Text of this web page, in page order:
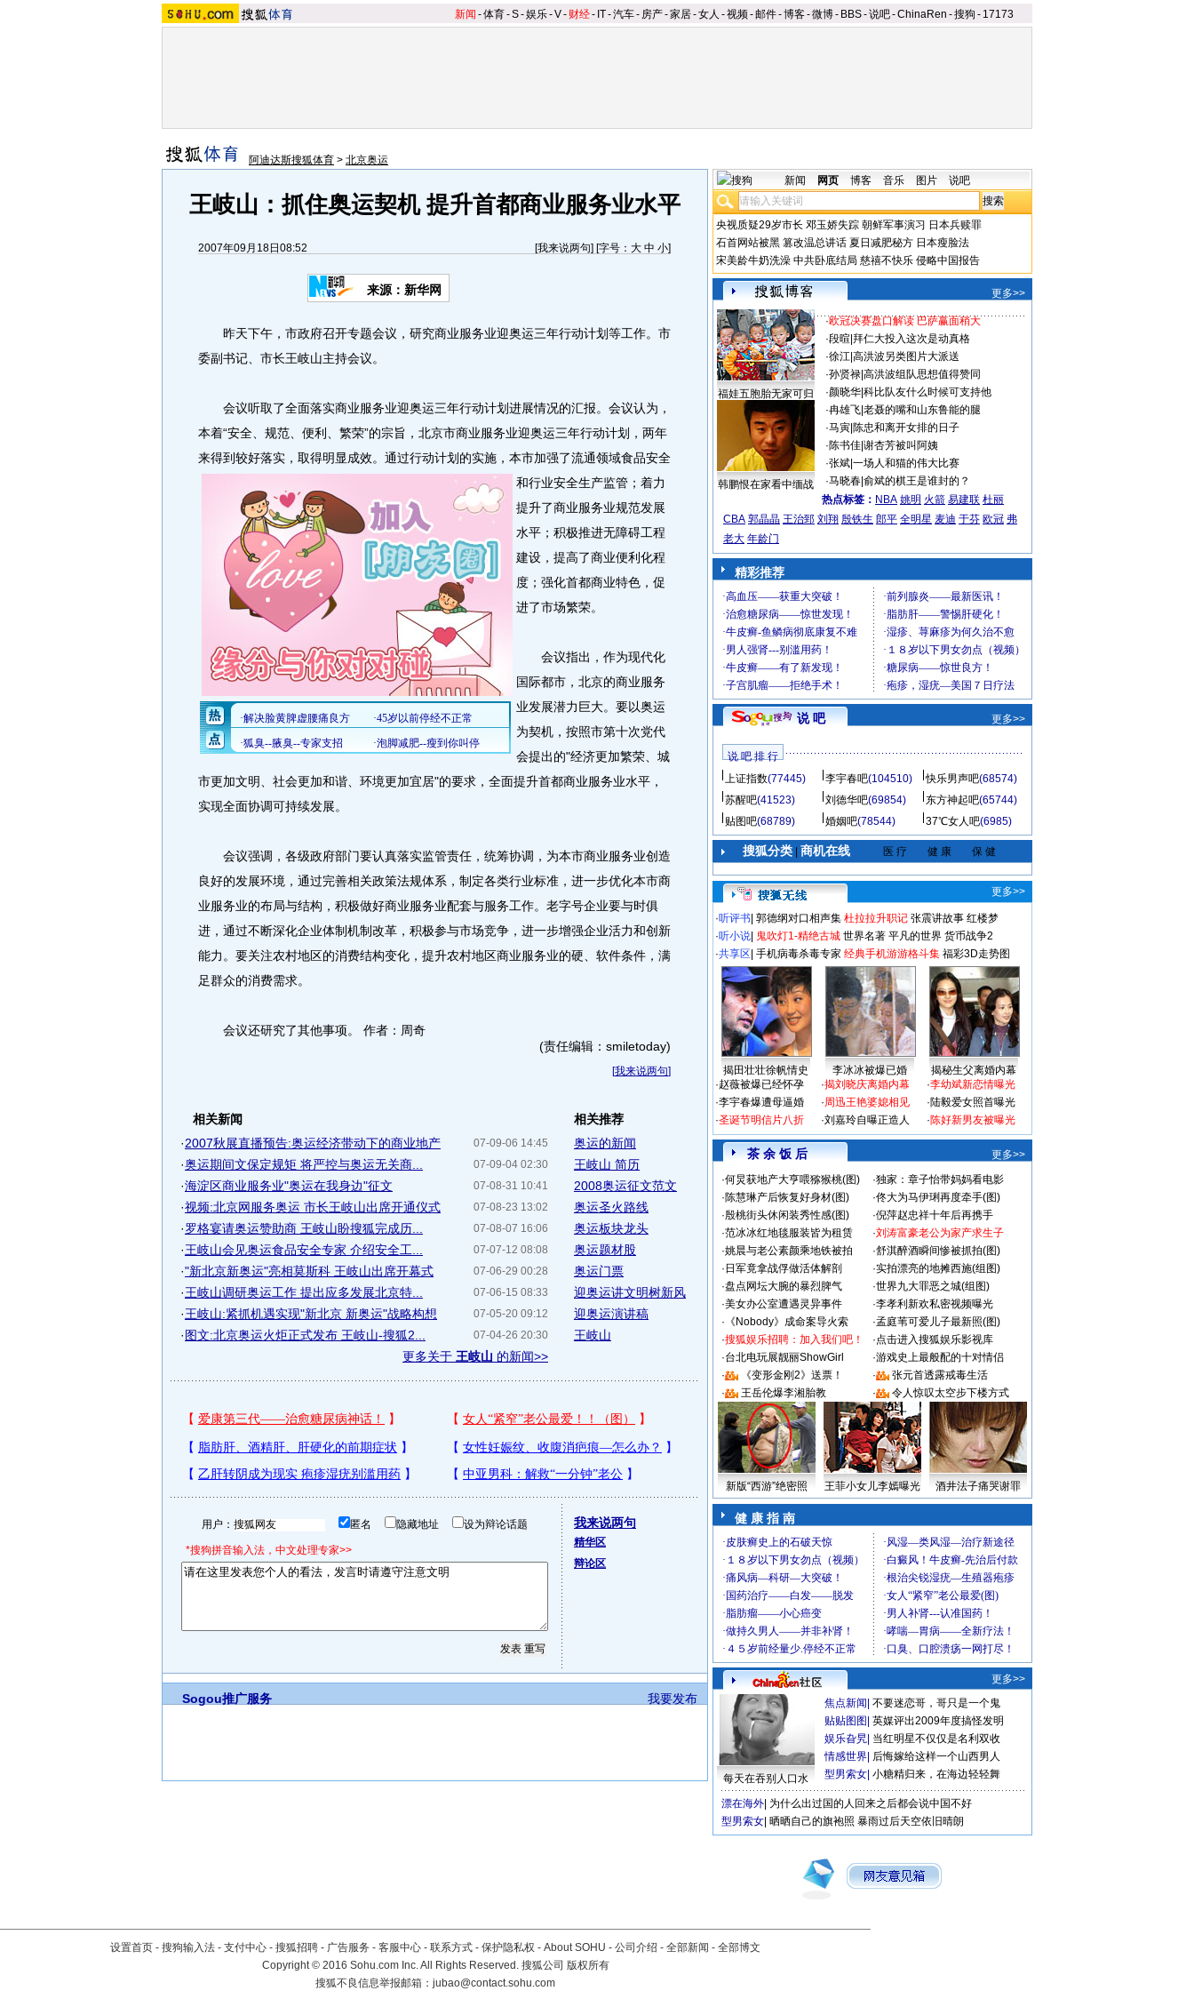
新闻 -体育-S-娱乐-V- 财经- IT-汽车- 房产-家居-女人 -视频-邮件-博客-微博- BBS-说吧-ChinaRen -搜狗 - 17173
阿迪达斯搜狐体育 > 北京奥运
王岐山：抓住奥运契机 提升首都商业服务业水平
2007年09月18日08:52 [我来说两句] [字号： 大 中 小]
来源：新华网
昨天下午，市政府召开专题会议，研究商业服务业迎奥运三年行动计划等工作。市
委副书记、市长王岐山主持会议。
会议听取了全面落实商业服务业迎奥运三年行动计划进展情况的汇报。会议认为，
本着“安全、规范、便利、繁荣”的宗旨，北京市商业服务业迎奥运三年行动计划，两年
来得到较好落实，取得明显成效。 通过行动计划的实施，本市加强了流通领域食品安全
和行业安全生产监管；着力
提升了商业服务业规范发展
水平；积极推进无障碍工程
建设，提高了商业便利化程
度；强化首都商业特色，促
进了市场繁荣。
会议指出，作为现代化
国际都市，北京的商业服务
业发展潜力巨大。要以奥运
为契机，按照市第十次党代
会提出的"经济更加繁荣、城
市更加文明、社会更加和谐、环境更加宜居"的要求，全面提升首都商业服务业水平，
实现全面协调可持续发展。
会议强调，各级政府部门要认真落实监管责任，统筹协调，为本市商业服务业创造
良好的发展环境，通过完善相关政策法规体系，制定各类行业标准，进一步优化本市商
业服务业的布局与结构，积极做好商业服务业配套与服务工作。老字号企业要与时俱
进，通过不断深化企业体制机制改革，积极参与市场竞争，进一步增强企业活力和创新
能力。要关注农村地区的消费结构变化，提升农村地区商业服务业的硬、软件条件，满
足群众的消费需求。
会议还研究了其他事项。 作者：周奇
(责任编辑：smiletoday)
[我来说两句]
相关新闻
07-09-06 14:45
·2007秋展直播预告:奥运经济带动下的商业地产
07-09-04 02:30
·奥运期间文保定规矩 将严控与奥运无关商...
07-08-31 10:41
·海淀区商业服务业"奥运在我身边"征文
07-08-23 13:02
·视频:北京网服务奥运 市长王岐山出席开通仪式
07-08-07 16:06
·罗格宴请奥运赞助商 王岐山盼搜狐完成历...
07-07-12 08:08
·王岐山会见奥运食品安全专家 介绍安全工...
07-06-29 00:28
·"新北京新奥运"亮相莫斯科 王岐山出席开幕式
07-06-15 08:33
·王岐山调研奥运工作 提出应多发展北京特...
07-05-20 09:12
·王岐山:紧抓机遇实现"新北京 新奥运"战略构想
07-04-26 20:30
·图文:北京奥运火炬正式发布 王岐山-搜狐2...
更多关于 王岐山 的新闻>>
相关推荐
奥运的新闻
王岐山 简历
2008奥运征文范文
奥运圣火路线
奥运板块龙头
奥运题材股
奥运门票
迎奥运讲文明树新风
迎奥运演讲稿
王岐山
用户： 匿名 隐藏地址 设为辩论话题
*搜狗拼音输入法，中文处理专家>>
我来说两句
精华区
辩论区
我要发布
Sogou推广服务
新闻 网页 博客 音乐 图片 说吧
央视质疑29岁市长 邓玉娇失踪 朝鲜军事演习 日本兵赎罪
石首网站被黑 篡改温总讲话 夏日减肥秘方 日本瘦脸法
宋美龄牛奶洗澡 中共卧底结局 慈禧不快乐 侵略中国报告
更多>>
福娃五胞胎无家可归
韩鹏恨在家看中缅战
·欧冠决赛盘口解读 巴萨赢面稍大
·段暄 拜仁大投入这次是动真格
·徐江| 高洪波另类图片大派送
·孙贤禄| 高洪波组队思想值得赞同
·颜晓华| 科比队友什么时候可支持他
·冉雄飞| 老聂的嘴和山东鲁能的腿
·马寅| 陈忠和离开女排的日子
·陈书佳| 谢杏芳被叫阿姨
·张斌| 一场人和猫的伟大比赛
·马晓春| 俞斌的棋王是谁封的？
热点标签： NBA 姚明 火箭 易建联 杜丽
CBA 郭晶晶 王治郅 刘翔 殷铁生 郎平 全明星 麦迪 于芬 欧冠 弗
老大 年龄门
精彩推荐
说 吧 更多>>
说 吧 排 行
上证指数(77445) 李宇春吧(104510) 快乐男声吧(68574)
苏醒吧(41523) 刘德华吧(69854) 东方神起吧(65744)
贴图吧(68789) 婚姻吧(78544) 37℃女人吧(6985)
搜狐分类| 商机在线 医 疗 健 康 保 健
更多>>
·听评书 郭德纲对口相声集 杜拉拉升职记 张震讲故事 红楼梦
·听小说 鬼吹灯1-精绝古城 世界名著 平凡的世界 货币战争2
·共享区 手机病毒杀毒专家 经典手机游游格斗集 福彩3D走势图
揭田壮壮徐帆情史 李冰冰被爆已婚
揭秘生父离婚内幕
·赵薇被爆已经怀孕
·李宇春爆遭母逼婚
·圣诞节明信片八折
·揭刘晓庆离婚内幕
·周迅王艳婆媳相见
·刘嘉玲自曝正造人
·李幼斌新恋情曝光
·陆毅爱女照首曝光
·陈好新男友被曝光
茶 余 饭 后
更多>>
·何炅获地产大亨喂猕猴桃(图) ·独家：章子怡带妈妈看电影
·陈慧琳产后恢复好身材(图) ·佟大为马伊琍再度牵手(图)
·殷桃街头休闲装秀性感(图) ·倪萍赵忠祥十年后再携手
·范冰冰红地毯服装皆为租赁 ·刘涛富豪老公为家产求生子
·姚晨与老公素颜乘地铁被拍 ·舒淇醉酒瞬间惨被抓拍(图)
· 日军竟拿战俘做活体解剖 ·实拍漂亮的地摊西施(组图)
·盘点网坛大腕的暴烈脾气 ·世界九大罪恶之城(组图)
·美女办公室遭遇灵异事件 ·李孝利新欢私密视频曝光
· 《Nobody》成命案导火索 ·孟庭苇可爱儿子最新照(图)
·搜狐娱乐招聘：加入我们吧！ ·点击进入搜狐娱乐影视库
·台北电玩展靓丽ShowGirl ·游戏史上最般配的十对情侣
·
《变形金刚2》送票！ ·
张元首透露戒毒生活
·
王岳伦爆李湘胎教 · 令人惊叹太空步下楼方式
新版“西游”绝密照 王菲小女儿李嫣曝光 酒井法子痛哭谢罪
健 康 指 南
更多>>
每天在吞别人口水
焦点新闻 不要迷恋哥，哥只是一个鬼
贴贴图图 英媒评出2009年度搞怪发明
娱乐旮旯 当红明星不仅仅是名利双收
情感世界 后悔嫁给这样一个山西男人
型男索女 小糖精归来，在海边轻轻舞
漂在海外 为什么出过国的人回来之后都会说中国不好
型男索女 晒晒自己的旗袍照 暴雨过后天空依旧晴朗
设置首页 - 搜狗输入法 - 支付中心 - 搜狐招聘 - 广告服务 - 客服中心 - 联系方式 - 保护隐私权 - About SOHU - 公司介绍 - 全部新闻 - 全部博文
Copyright©2016 Sohu.com Inc. All Rights Reserved. 搜狐公司 版权所有
搜狐不良信息举报邮箱： jubao@contact.sohu.com